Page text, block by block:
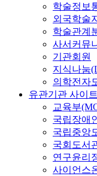
학술정보
외국학술
학술관계
사서커뮤
기관회원
지식나눔
의학전자
유관기관 사이트
교육부
국립장애
국립중앙
국회도서
연구윤리
사이언스